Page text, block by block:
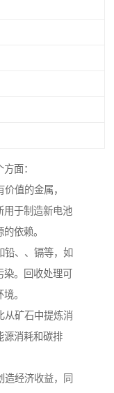
面：
值的金属，
用于制造新电池
依赖。
铅、、镉等，如
。回收处理可
。
从矿石中提炼消
源消耗和碳排
造经济收益，同